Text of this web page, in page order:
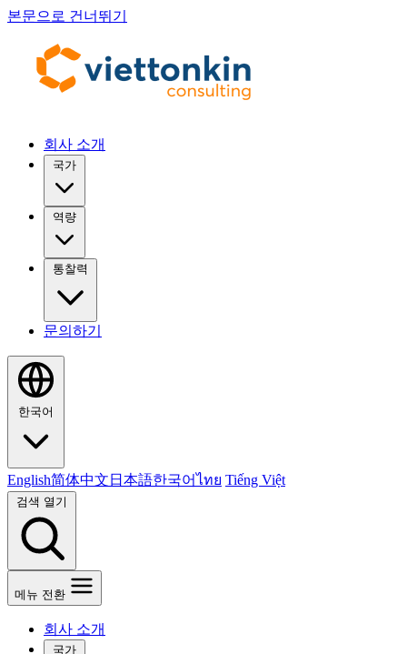
본문으로 건너뛰기
회사 소개
국가
역량
통찰력
문의하기
한국어
English简体中文 日本語한국어ไทย Tiếng Việt
검색 열기
메뉴 전환
회사 소개
국가